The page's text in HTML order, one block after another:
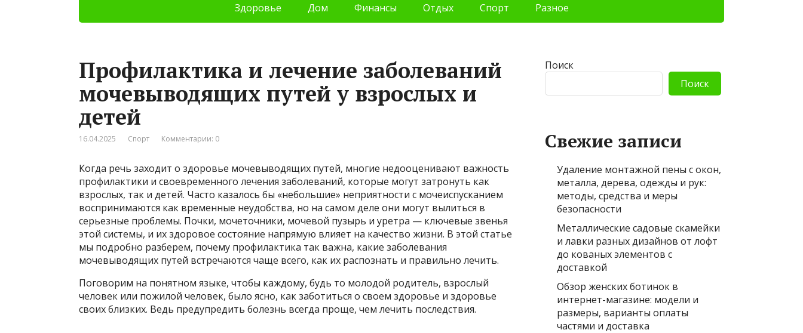
Здоровье Дом Финансы Отдых Спорт Разное
Профилактика и лечение заболеваний
мочевыводящих путей у взрослых и
детей
16.04.2025 Спорт Комментарии: 0
Когда речь заходит о здоровье мочевыводящих путей, многие недооценивают важность
профилактики и своевременного лечения заболеваний, которые могут затронуть как
взрослых, так и детей. Часто казалось бы «небольшие» неприятности с мочеиспусканием
воспринимаются как временные неудобства, но на самом деле они могут вылиться в
серьезные проблемы. Почки, мочеточники, мочевой пузырь и уретра — ключевые звенья
этой системы, и их здоровое состояние напрямую влияет на качество жизни. В этой статье
мы подробно разберем, почему профилактика так важна, какие заболевания
мочевыводящих путей встречаются чаще всего, как их распознать и правильно лечить.
Поговорим на понятном языке, чтобы каждому, будь то молодой родитель, взрослый
человек или пожилой человек, было ясно, как заботиться о своем здоровье и здоровье
своих близких. Ведь предупредить болезнь всегда проще, чем лечить последствия.
Поиск
Поиск
Свежие записи
Удаление монтажной пены с окон,
металла, дерева, одежды и рук:
методы, средства и меры
безопасности
Металлические садовые скамейки
и лавки разных дизайнов от лофт
до кованых элементов с
доставкой
Обзор женских ботинок в
интернет-магазине: модели и
размеры, варианты оплаты
частями и доставка